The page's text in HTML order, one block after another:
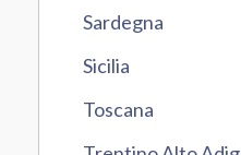
Sardegna
Sicilia
Toscana